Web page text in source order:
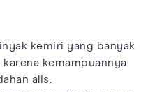
kemiri yang banyak
kemampuannya
alis.